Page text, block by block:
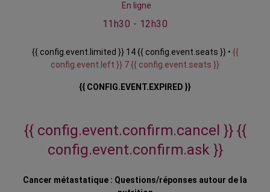
En ligne
11h30 - 12h30
{{ config.event.limited }} 14 {{ config.event.seats }} • {{
config.event.left }} 7 {{ config.event.seats }}
{{ CONFIG.EVENT.EXPIRED }}
{{ config.event.confirm.cancel }} {{
config.event.confirm.ask }}
Cancer métastatique : Questions/réponses autour de la